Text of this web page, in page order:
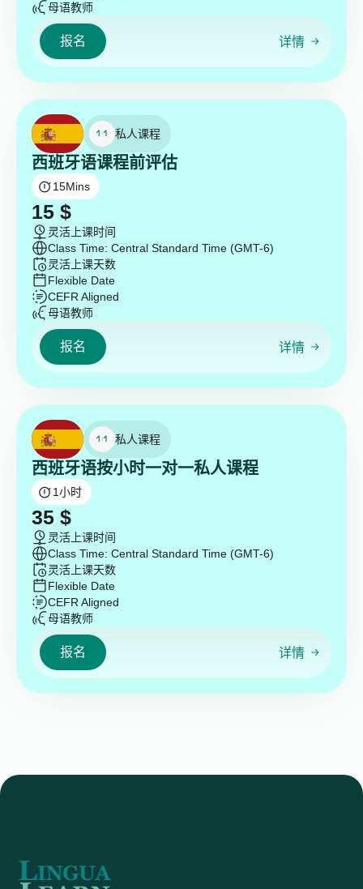
母语教师
报名 详情
私人课程
西班牙语课程前评估
15Mins
15 $
灵活上课时间
Class Time: Central Standard Time (GMT-6)
灵活上课天数
Flexible Date
CEFR Aligned
母语教师
报名 详情
私人课程
西班牙语按小时一对一私人课程
1小时
35 $
灵活上课时间
Class Time: Central Standard Time (GMT-6)
灵活上课天数
Flexible Date
CEFR Aligned
母语教师
报名 详情